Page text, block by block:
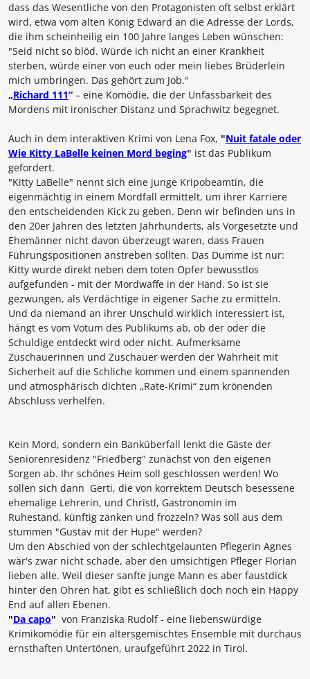
dass das Wesentliche von den Protagonisten oft selbst erklärt
wird, etwa vom alten König Edward an die Adresse der Lords,
die ihm scheinheilig ein 100 Jahre langes Leben wünschen:
"Seid nicht so blöd. Würde ich nicht an einer Krankheit
sterben, würde einer von euch oder mein liebes Brüderlein
mich umbringen. Das gehört zum Job."
„Richard 111“ – eine Komödie, die der Unfassbarkeit des
Mordens mit ironischer Distanz und Sprachwitz begegnet.
Auch in dem interaktiven Krimi von Lena Fox, "Nuit fatale oder
Wie Kitty LaBelle keinen Mord beging" ist das Publikum
gefordert.
"Kitty LaBelle" nennt sich eine junge Kripobeamtin, die
eigenmächtig in einem Mordfall ermittelt, um ihrer Karriere
den entscheidenden Kick zu geben. Denn wir befinden uns in
den 20er Jahren des letzten Jahrhunderts, als Vorgesetzte und
Ehemänner nicht davon überzeugt waren, dass Frauen
Führungspositionen anstreben sollten. Das Dumme ist nur:
Kitty wurde direkt neben dem toten Opfer bewusstlos
aufgefunden - mit der Mordwaffe in der Hand. So ist sie
gezwungen, als Verdächtige in eigener Sache zu ermitteln.
Und da niemand an ihrer Unschuld wirklich interessiert ist,
hängt es vom Votum des Publikums ab, ob der oder die
Schuldige entdeckt wird oder nicht. Aufmerksame
Zuschauerinnen und Zuschauer werden der Wahrheit mit
Sicherheit auf die Schliche kommen und einem spannenden
und atmosphärisch dichten „Rate-Krimi“ zum krönenden
Abschluss verhelfen.
Kein Mord, sondern ein Banküberfall lenkt die Gäste der
Seniorenresidenz "Friedberg" zunächst von den eigenen
Sorgen ab. Ihr schönes Heim soll geschlossen werden! Wo
sollen sich dann Gerti, die von korrektem Deutsch besessene
ehemalige Lehrerin, und Christl, Gastronomin im
Ruhestand, künftig zanken und frozzeln? Was soll aus dem
stummen "Gustav mit der Hupe" werden?
Um den Abschied von der schlechtgelaunten Pflegerin Agnes
wär's zwar nicht schade, aber den umsichtigen Pfleger Florian
lieben alle. Weil dieser sanfte junge Mann es aber faustdick
hinter den Ohren hat, gibt es schließlich doch noch ein Happy
End auf allen Ebenen.
"Da capo" von Franziska Rudolf- eine liebenswürdige
Krimikomödie für ein altersgemischtes Ensemble mit durchaus
ernsthaften Untertönen, uraufgeführt 2022 in Tirol.